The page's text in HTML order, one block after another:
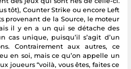
tôt), Counter Strike ou encore Left
provenant de la Source, le moteur
il y en a un qui se détache des
cas unique, puisqu’il s’agit d’un
Contrairement aux autres, ce
en soi, mais ce qu’on appelle un
joueurs “voilà, vous êtes, faites ce